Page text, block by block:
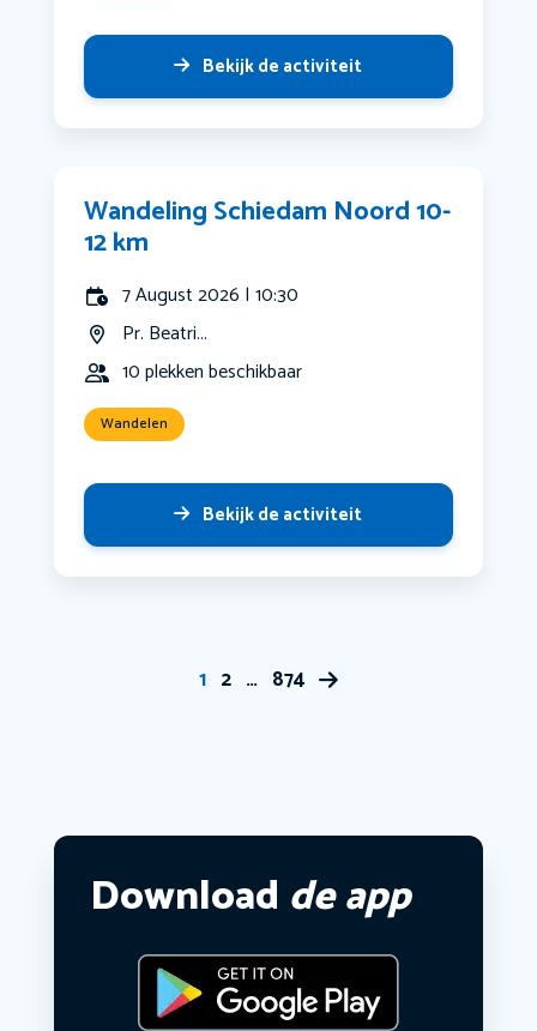
Bekijk de activiteit
Wandeling Schiedam Noord 10-
12 km
7 August 2026 | 10:30
Pr. Beatri...
10 plekken beschikbaar
Wandelen
Bekijk de activiteit
1 2 … 874
Download de app